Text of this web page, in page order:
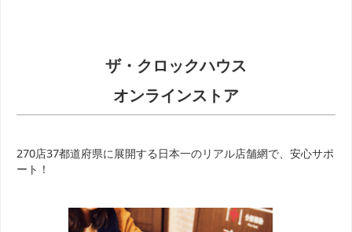
ザ・クロックハウス
オンラインストア
270店37都道府県に展開する日本一のリアル店舗網で、安心サポ
ート！